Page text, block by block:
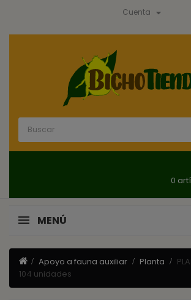
Cuenta 
0
MENÚ
Apoyo a fauna auxiliar Planta
104 unidades